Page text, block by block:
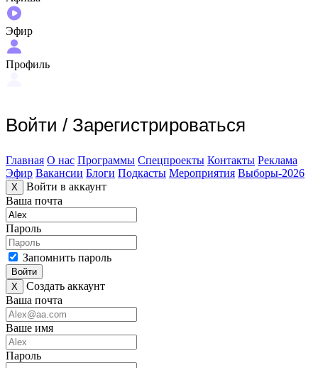
Эфир
Профиль
Войти / Зарегистрироваться
Главная О нас Программы Спецпроекты Контакты Реклама
Эфир Вакансии Блоги Подкасты Мероприятия Выборы-2026
X
Войти в аккаунт
Ваша почта
Пароль
Запомнить пароль
Войти
X
Создать аккаунт
Ваша почта
Ваше имя
Пароль